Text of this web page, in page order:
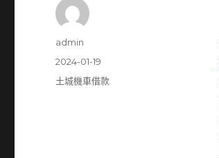
作
admin
發
佈
2024-01-19
分
土城機車借款